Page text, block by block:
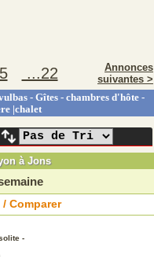
5 ...22
Annonces
suivantes >
- Gîtes - chambres d'hôte -
|chalet
à Jons
Comparer
-